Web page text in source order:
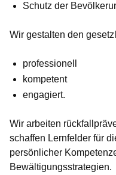
Schutz der
Wir gestalten den
professionell
kompetent
engagiert.
Wir arbeiten
schaffen Lernfelder für
persönlicher
Bewältigungsstrategien.